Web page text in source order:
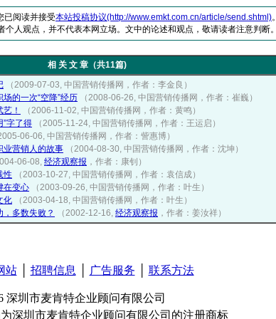
已阅读并接受本站投稿协议(http://www.emkt.com.cn/article/send.shtml)。
个人观点，并不代表本网立场。文中的论述和观点，敬请读者注意判断。
相 关 文 章（共11篇)
（2009-07-03, 中国营销传播网，作者：李金良）
的一次“空降”经历
（2008-06-26, 中国营销传播网，作者：崔巍）
！
（2006-11-02, 中国营销传播网，作者：黄鸣）
”字了得
（2005-11-24, 中国营销传播网，作者：王运启）
2005-06-06, 中国营销传播网，作者：訾惠博）
业营销人的故事
（2004-08-30, 中国营销传播网，作者：沈坤）
06-08, 经济观察报 ，作者：康钊）
性
（2003-10-27, 中国营销传播网，作者：袁信成）
在变心
（2003-09-26, 中国营销传播网，作者：叶生）
化
（2003-04-18, 中国营销传播网，作者：叶生）
多数失败？
（2002-12-16, 经济观察报 ，作者：姜汝祥）
站│ 招聘信息 广告服务 联系方法
深圳市麦肯特企业顾问有限公司
深圳市麦肯特企业顾问有限公司的注册商标